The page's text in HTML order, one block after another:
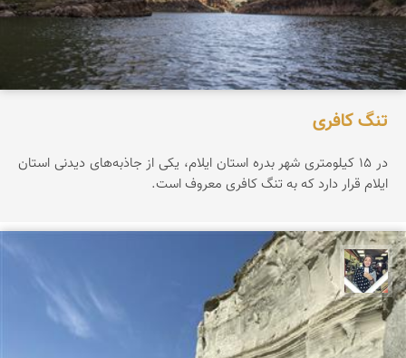
تنگ کافری
در ۱۵ کیلومتری شهر بدره استان ایلام، یکی از جاذبه‌های دیدنی استان
ایلام قرار دارد که به تنگ کافری معروف است.
فاطمه جداری